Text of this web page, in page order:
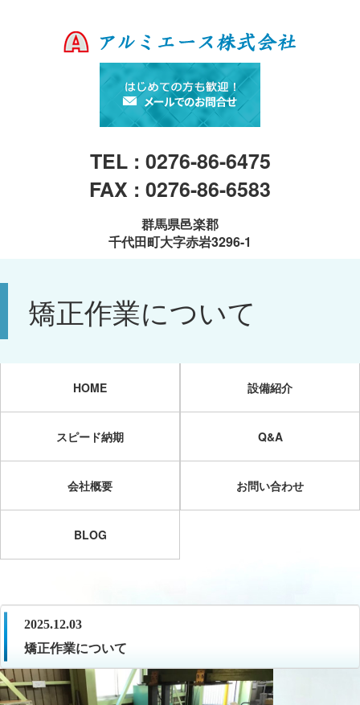
TEL : 0276-86-6475
FAX : 0276-86-6583
群馬県邑楽郡
千代田町大字赤岩3296-1
矯正作業について
HOME 設備紹介
スピード納期 Q&A
会社概要 お問い合わせ
BLOG
2025.12.03
矯正作業について